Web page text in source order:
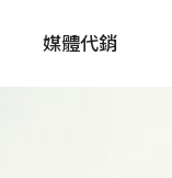
媒體代銷